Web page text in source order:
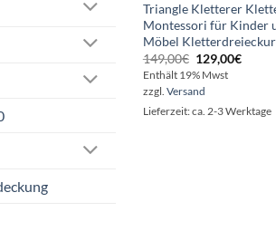
Triangle Kletterer
Montessori für Kinder
Möbel
149,00€ Ursprünglicher
Preis
war:
149,00€
129,00€
Enthält 19% Mwst
zzgl. Versand
Lieferzeit: ca. 2-3 Werktage